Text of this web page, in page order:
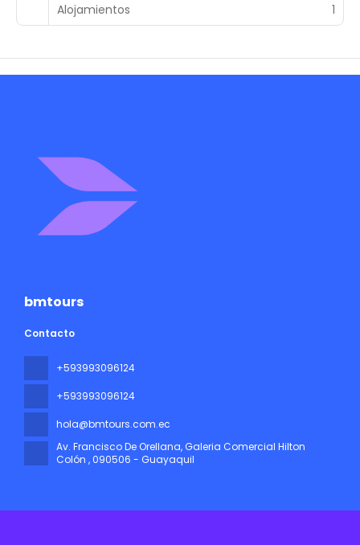
Alojamientos 1
bmtours
Contacto
+593993096124
+593993096124
hola@bmtours.com.ec
Av. Francisco De Orellana, Galeria Comercial Hilton
Colón , 090506 - Guayaquil